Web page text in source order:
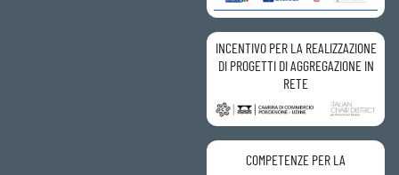
INCENTIVO PER LA REALIZZAZIONE
DI PROGETTI DI AGGREGAZIONE IN
RETE
COMPETENZE PER LA